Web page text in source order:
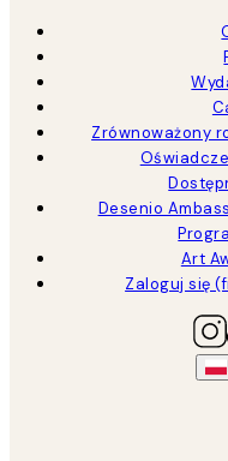
Zrównoważony
Desenio
Art
Zaloguj się